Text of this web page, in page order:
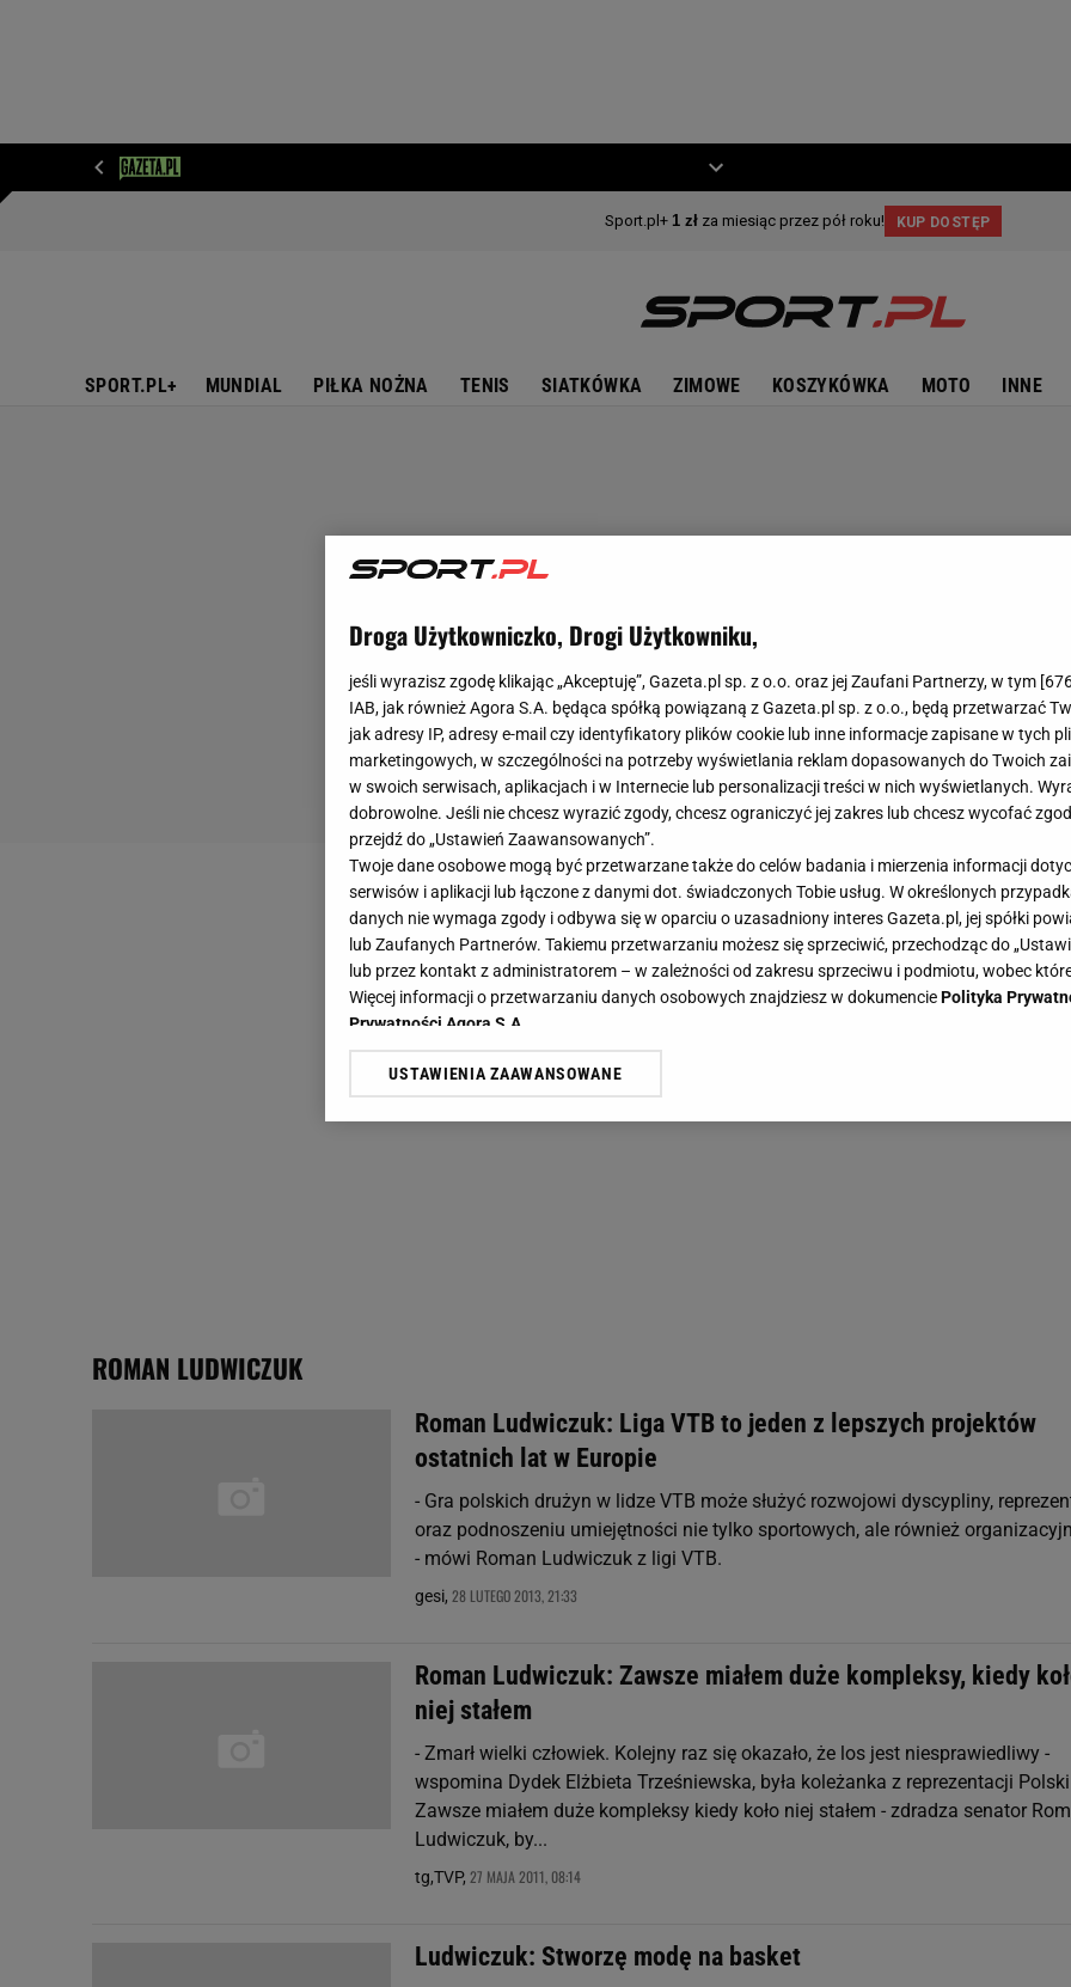
SPORT.PL+ MUNDIAL PIŁKA NOŻNA TENIS SIATKÓWKA ZIMOWE KOSZYKÓWKA MOTO INNE
ROMAN LUDWICZUK
Roman Ludwiczuk: Liga VTB to jeden z lepszych projektów
ostatnich lat w Europie
- Gra polskich drużyn w lidze VTB może służyć rozwojowi dyscypliny,
oraz podnoszeniu umiejętności nie tylko sportowych, ale również
- mówi Roman Ludwiczuk z ligi VTB.
gesi, 28 LUTEGO 2013, 21:33
Roman Ludwiczuk: Zawsze miałem duże kompleksy, kiedy
niej stałem
- Zmarł wielki człowiek. Kolejny raz się okazało, że los jest niesprawiedliwy -
wspomina Dydek Elżbieta Trześniewska, była koleżanka z reprezentacji
Zawsze miałem duże kompleksy kiedy koło niej stałem - zdradza senator
Ludwiczuk, by...
tg,TVP, 27 MAJA 2011, 08:14
Ludwiczuk: Stworzę modę na basket
Droga Użytkowniczko, Drogi Użytkowniku,
jeśli wyrazisz zgodę klikając „Akceptuję”, Gazeta.pl sp. z o.o. oraz jej Zaufani Partnerzy, w tym [
IAB, jak również Agora S.A. będąca spółką powiązaną z Gazeta.pl sp. z o.o., będą przetwarzać
jak adresy IP, adresy e-mail czy identyfikatory plików cookie lub inne informacje zapisane w tych
marketingowych, w szczególności na potrzeby wyświetlania reklam dopasowanych do Twoich
w swoich serwisach, aplikacjach i w Internecie lub personalizacji treści w nich wyświetlanych.
dobrowolne. Jeśli nie chcesz wyrazić zgody, chcesz ograniczyć jej zakres lub chcesz wycofać
przejdź do „Ustawień Zaawansowanych”.
Twoje dane osobowe mogą być przetwarzane także do celów badania i mierzenia informacji
serwisów i aplikacji lub łączone z danymi dot. świadczonych Tobie usług. W określonych
danych nie wymaga zgody i odbywa się w oparciu o uzasadniony interes Gazeta.pl, jej spółki
lub Zaufanych Partnerów. Takiemu przetwarzaniu możesz się sprzeciwić, przechodząc do
lub przez kontakt z administratorem – w zależności od zakresu sprzeciwu i podmiotu, wobec
Więcej informacji o przetwarzaniu danych osobowych znajdziesz w dokumenciePolityka
Prywatności Agora S.A.
Klikając „Akceptuję” wyrażasz też zgodę na zainstalowanie i przechowywanie plików cookie
Zaufanych Partnerów i Agora S.A. na Twoim urządzeniu końcowym. Możesz w każdej chwili
USTAWIENIA ZAAWANSOWANE